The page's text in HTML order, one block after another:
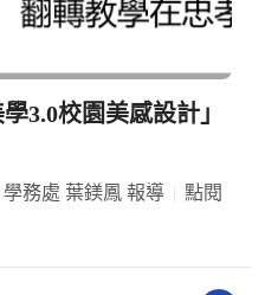
3.0校園美感設計」
務處 葉鎂鳳 報導
點閱